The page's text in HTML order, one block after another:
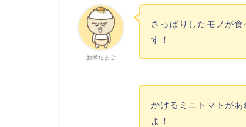
新米たまご
さっぱりしたモノが
す！
かけるミニトマトが
よ！